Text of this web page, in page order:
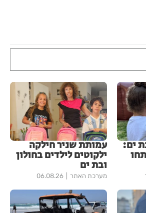
100 לבת ים: עמותת שניר חילקה
ילקוטים לילדים בחולון
ובת ים
מערכת האתר 06.08.26